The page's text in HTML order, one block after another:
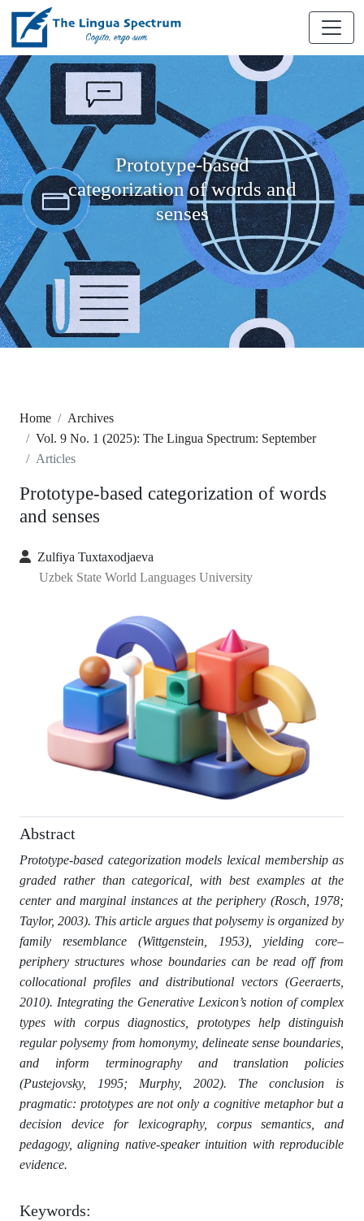
Prototype-based
categorization of words and
senses
Home
Archives
Vol. 9 No. 1 (2025): The Lingua Spectrum: September
Articles
Prototype-based categorization of words
and senses
Zulfiya Tuxtaxodjaeva
Uzbek State World Languages University
Abstract
Prototype-based categorization models lexical membership as
graded rather than categorical, with best examples at the
center and marginal instances at the periphery (Rosch, 1978;
Taylor, 2003). This article argues that polysemy is organized by
family resemblance (Wittgenstein, 1953), yielding core–
periphery structures whose boundaries can be read off from
collocational profiles and distributional vectors (Geeraerts,
2010). Integrating the Generative Lexicon’s notion of complex
types with corpus diagnostics, prototypes help distinguish
regular polysemy from homonymy, delineate sense boundaries,
and inform terminography and translation policies
(Pustejovsky, 1995; Murphy, 2002). The conclusion is
pragmatic: prototypes are not only a cognitive metaphor but a
decision device for lexicography, corpus semantics, and
pedagogy, aligning native-speaker intuition with reproducible
evidence.
Keywords: